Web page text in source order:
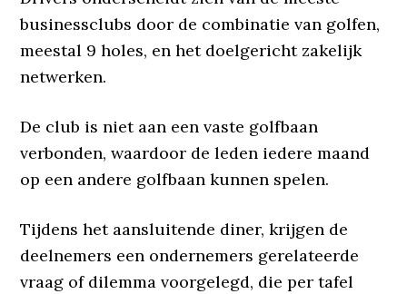
businessclubs door de combinatie van golfen,
meestal 9 holes, en het doelgericht zakelijk
netwerken.
De club is niet aan een vaste golfbaan
verbonden, waardoor de leden iedere maand
op een andere golfbaan kunnen spelen.
Tijdens het aansluitende diner, krijgen de
deelnemers een ondernemers gerelateerde
vraag of dilemma voorgelegd, die per tafel